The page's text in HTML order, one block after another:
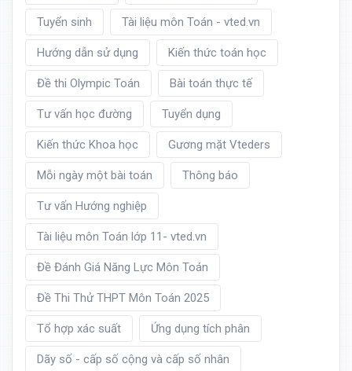
Tuyển sinh Tài liệu môn Toán - vted.vn
Hướng dẫn sử dụng Kiến thức toán học
Đề thi Olympic Toán Bài toán thực tế
Tư vấn học đường Tuyển dụng
Kiến thức Khoa học Gương mặt Vteders
Mỗi ngày một bài toán Thông báo
Tư vấn Hướng nghiệp
Tài liệu môn Toán lớp 11- vted.vn
Đề Đánh Giá Năng Lực Môn Toán
Đề Thi Thử THPT Môn Toán 2025
Tổ hợp xác suất Ứng dụng tích phân
Dãy số - cấp số cộng và cấp số nhân